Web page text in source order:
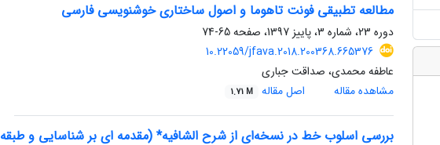
مطالعه تطبیقی فونت تاهوما و اصول ساختاری خوشنویسی فارسی
دوره 23، شماره 3، پاییز 1397، صفحه
65-74
10.22059/jfava.2018.200368.665376
عاطفه محمدی، صداقت جباری
مشاهده مقاله
اصل مقاله 1.71 M
بررسی اسلوب خط در نسخه‌ای از شرح الشافیه* (مقدمه ای بر شناسایی و